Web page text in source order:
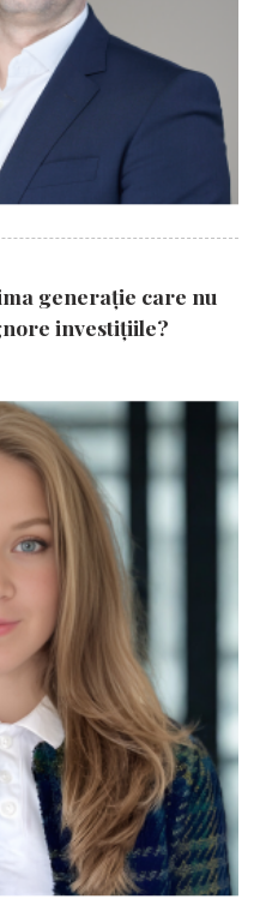
generație care nu
investițiile?